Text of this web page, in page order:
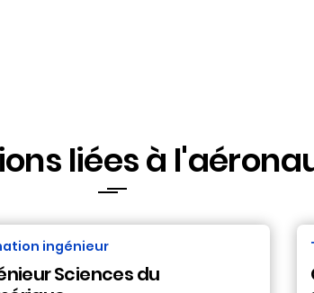
liées à
ingénieur
Sciences du